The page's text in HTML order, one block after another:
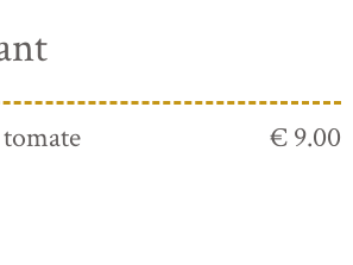
tomate € 9.00